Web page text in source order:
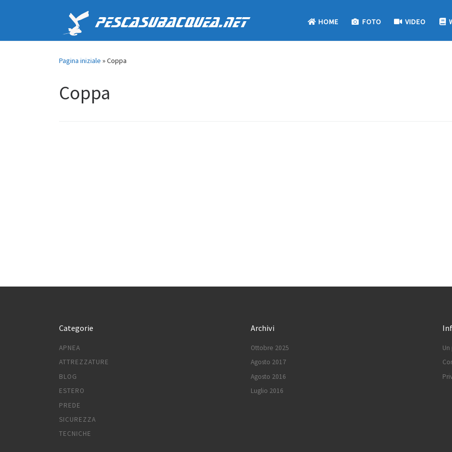
Passa al contenuto PescaSubacquea.net HOME FOTO VIDEO
Pagina iniziale »Coppa
Coppa
Categorie
APNEA
ATTREZZATURE
BLOG
ESTERO
PREDE
SICUREZZA
TECNICHE
Archivi
Ottobre 2025
Agosto 2017
Agosto 2016
Luglio 2016